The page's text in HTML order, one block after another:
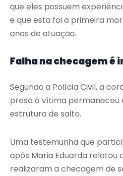
que eles possuem
e que esta foi a primeira
anos de atuação.
Falha na checagem é
Segundo a Polícia Civil, a
presa à vítima permaneceu
estrutura de salto.
Uma testemunha que
após Maria Eduarda relatou
realizaram a checagem de